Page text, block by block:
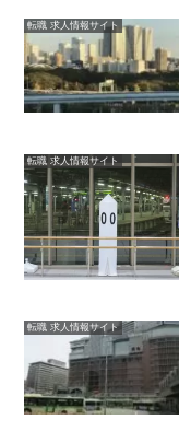
転職 求人情報サイト
転職 求人情報サイト
転職 求人情報サイト